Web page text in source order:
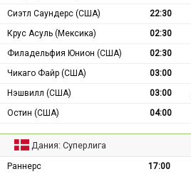
Сиэтл Саундерс (США)
22:30
Крус Асуль (Мексика)
02:30
Филадельфия Юнион (США)
02:30
Чикаго Файр (США)
03:00
Нэшвилл (США)
03:00
Остин (США)
04:00
Дания: Суперлига
Раннерс 17:00